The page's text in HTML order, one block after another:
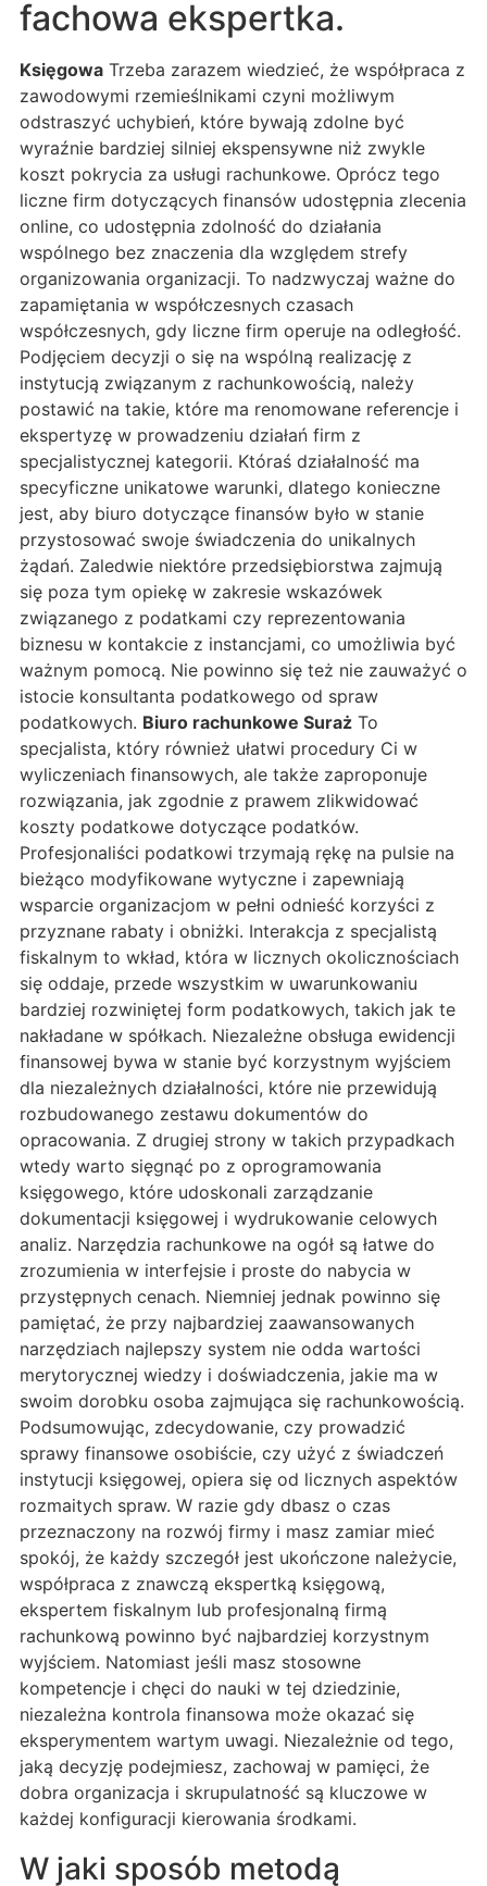
fachowa ekspertka.
Księgowa Trzeba zarazem wiedzieć, że współpraca z
zawodowymi rzemieślnikami czyni możliwym
odstraszyć uchybień, które bywają zdolne być
wyraźnie bardziej silniej ekspensywne niż zwykle
koszt pokrycia za usługi rachunkowe. Oprócz tego
liczne firm dotyczących finansów udostępnia zlecenia
online, co udostępnia zdolność do działania
wspólnego bez znaczenia dla względem strefy
organizowania organizacji. To nadzwyczaj ważne do
zapamiętania w współczesnych czasach
współczesnych, gdy liczne firm operuje na odległość.
Podjęciem decyzji o się na wspólną realizację z
instytucją związanym z rachunkowością, należy
postawić na takie, które ma renomowane referencje i
ekspertyzę w prowadzeniu działań firm z
specjalistycznej kategorii. Któraś działalność ma
specyficzne unikatowe warunki, dlatego konieczne
jest, aby biuro dotyczące finansów było w stanie
przystosować swoje świadczenia do unikalnych
żądań. Zaledwie niektóre przedsiębiorstwa zajmują
się poza tym opiekę w zakresie wskazówek
związanego z podatkami czy reprezentowania
biznesu w kontakcie z instancjami, co umożliwia być
ważnym pomocą. Nie powinno się też nie zauważyć o
istocie konsultanta podatkowego od spraw
podatkowych. Biuro rachunkowe Suraż To
specjalista, który również ułatwi procedury Ci w
wyliczeniach finansowych, ale także zaproponuje
rozwiązania, jak zgodnie z prawem zlikwidować
koszty podatkowe dotyczące podatków.
Profesjonaliści podatkowi trzymają rękę na pulsie na
bieżąco modyfikowane wytyczne i zapewniają
wsparcie organizacjom w pełni odnieść korzyści z
przyznane rabaty i obniżki. Interakcja z specjalistą
fiskalnym to wkład, która w licznych okolicznościach
się oddaje, przede wszystkim w uwarunkowaniu
bardziej rozwiniętej form podatkowych, takich jak te
nakładane w spółkach. Niezależne obsługa ewidencji
finansowej bywa w stanie być korzystnym wyjściem
dla niezależnych działalności, które nie przewidują
rozbudowanego zestawu dokumentów do
opracowania. Z drugiej strony w takich przypadkach
wtedy warto sięgnąć po z oprogramowania
księgowego, które udoskonali zarządzanie
dokumentacji księgowej i wydrukowanie celowych
analiz. Narzędzia rachunkowe na ogół są łatwe do
zrozumienia w interfejsie i proste do nabycia w
przystępnych cenach. Niemniej jednak powinno się
pamiętać, że przy najbardziej zaawansowanych
narzędziach najlepszy system nie odda wartości
merytorycznej wiedzy i doświadczenia, jakie ma w
swoim dorobku osoba zajmująca się rachunkowością.
Podsumowując, zdecydowanie, czy prowadzić
sprawy finansowe osobiście, czy użyć z świadczeń
instytucji księgowej, opiera się od licznych aspektów
rozmaitych spraw. W razie gdy dbasz o czas
przeznaczony na rozwój firmy i masz zamiar mieć
spokój, że każdy szczegół jest ukończone należycie,
współpraca z znawczą ekspertką księgową,
ekspertem fiskalnym lub profesjonalną firmą
rachunkową powinno być najbardziej korzystnym
wyjściem. Natomiast jeśli masz stosowne
kompetencje i chęci do nauki w tej dziedzinie,
niezależna kontrola finansowa może okazać się
eksperymentem wartym uwagi. Niezależnie od tego,
jaką decyzję podejmiesz, zachowaj w pamięci, że
dobra organizacja i skrupulatność są kluczowe w
każdej konfiguracji kierowania środkami.
W jaki sposób metodą